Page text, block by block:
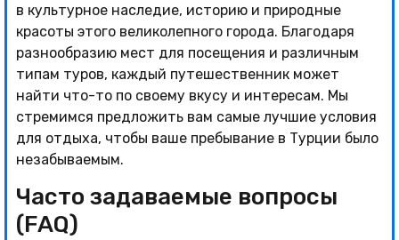
в культурное наследие, историю и природные
красоты этого великолепного города. Благодаря
разнообразию мест для посещения и различным
типам туров, каждый путешественник может
найти что-то по своему вкусу и интересам. Мы
стремимся предложить вам самые лучшие условия
для отдыха, чтобы ваше пребывание в Турции было
незабываемым.
Часто задаваемые вопросы
(FAQ)